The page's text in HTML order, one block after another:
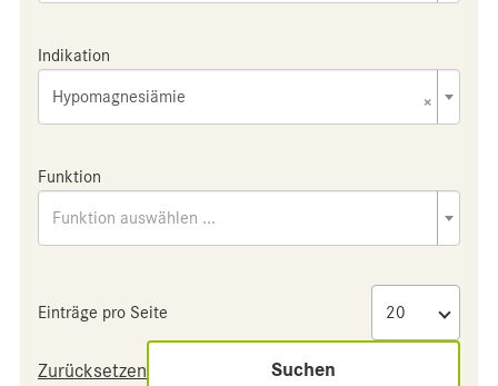
Indikation
×
Hypomagnesiämie
Funktion
Funktion auswählen ...
Einträge pro Seite
Zurücksetzen Suchen